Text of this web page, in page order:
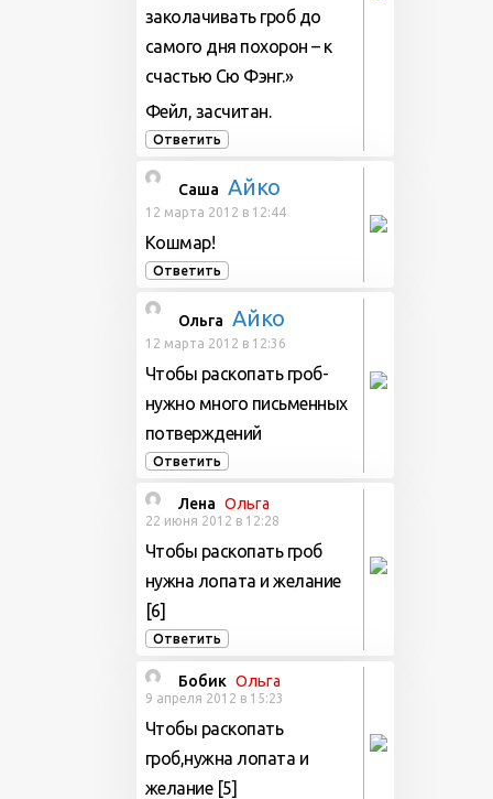
заколачивать гроб до
самого дня похорон – к
счастью Сю Фэнг.»
Фейл, засчитан.
Ответить
Cаша Айко
12 марта 2012 в 12:44
Кошмар!
Ответить
Ольга Айко
12 марта 2012 в 12:36
Чтобы раскопать гроб-
нужно много письменных
потверждений
Ответить
Лена Ольга
22 июня 2012 в 12:28
Чтобы раскопать гроб
нужна лопата и желание
[6]
Ответить
Бобик Ольга
9 апреля 2012 в 15:23
Чтобы раскопать
гроб,нужна лопата и
желание [5]